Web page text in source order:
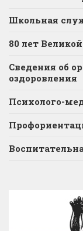
Школьная
80 лет
Сведения об
оздоровления
Психолого-